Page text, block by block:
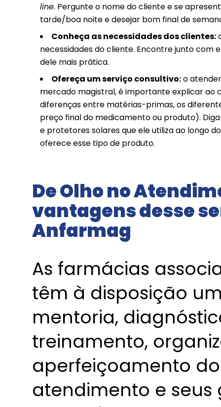
line. Pergunte o nome do cliente e se
tarde/boa noite e desejar bom final de
Conheça as necessidades dos clientes:
necessidades do cliente. Encontre junto com
dele mais prática.
Ofereça um serviço consultivo:o
mercado magistral, é importante explicar ao
diferenças entre matérias-primas, os
preço final do medicamento ou produto).
e protetores solares que ele utiliza ao longo
oferece esse tipo de produto.
De Olho no
vantagens desse
Anfarmag
As farmácias
têm à disposição
mentoria,
treinamento,
aperfeiçoamento
atendimento e seus